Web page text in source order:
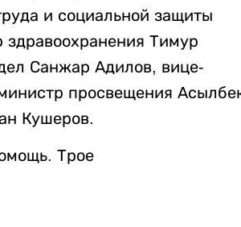
и социальной защиты
Тимур
Санжар Адилов, вице-
просвещения
Кушеров.
Трое